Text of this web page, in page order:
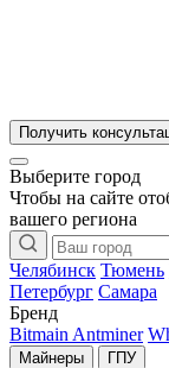
Получить
Выберите город
Чтобы на сайте
вашего региона
Челябинск Тюмень
Петербург Самара
Бренд
Bitmain Antminer
Майнеры ГПУ